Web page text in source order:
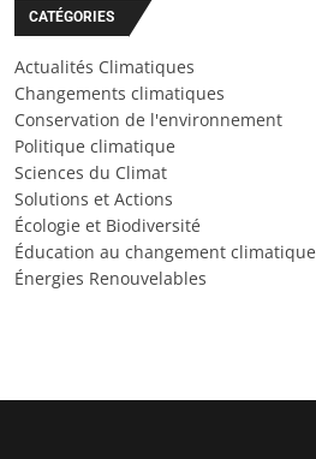
CATÉGORIES
Actualités Climatiques
Changements climatiques
Conservation de l'environnement
Politique climatique
Sciences du Climat
Solutions et Actions
Écologie et Biodiversité
Éducation au changement climatique
Énergies Renouvelables